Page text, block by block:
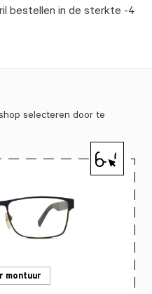
bestellen in de sterkte -4
selecteren door te
montuur